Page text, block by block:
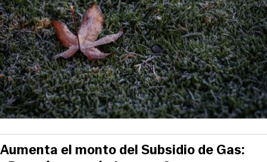
Aumenta el monto del Subsidio de Gas: